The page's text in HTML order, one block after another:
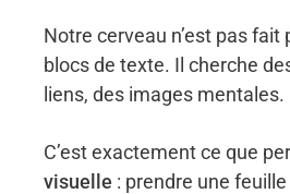
Notre cerveau n’est pas fait
blocs de texte. Il cherche
liens, des images mentales.
C’est exactement ce que
visuelle : prendre une